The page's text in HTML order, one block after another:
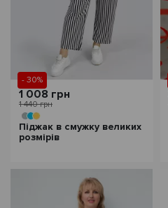
- 30%
1 008 грн
1 440 грн
Піджак в смужку великих
розмірів